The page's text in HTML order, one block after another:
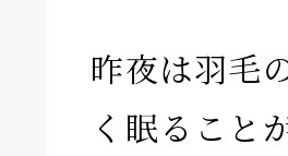
昨夜は羽毛
く眠ること